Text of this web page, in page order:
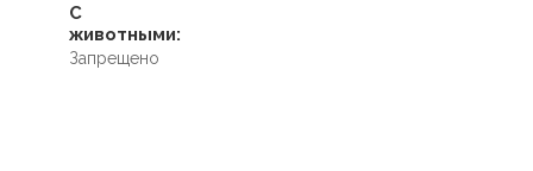
С
животными:
Запрещено